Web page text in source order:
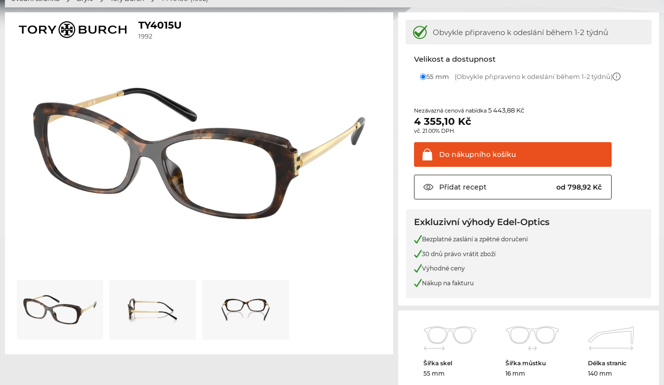
TY4015U
1992 Obvykle připraveno k odeslání během 1-2 týdnů
Velikost a dostupnost
55 mm (Obvykle připraveno k odeslání během 1-2 týdnů)
Nezávazná cenová nabídka5 443,88 Kč
4 355,10 Kč
vč. 21.00% DPH.
Do nákupního košíku
Přidat recept od 798,92 Kč
Exkluzivní výhody Edel-Optics
Bezplatné zaslání a zpětné doručení
30 dnů právo vrátit zboží
Výhodné ceny
Nákup na fakturu
Šířka skel
55 mm
Šířka můstku
16 mm
Délka stranic
140 mm